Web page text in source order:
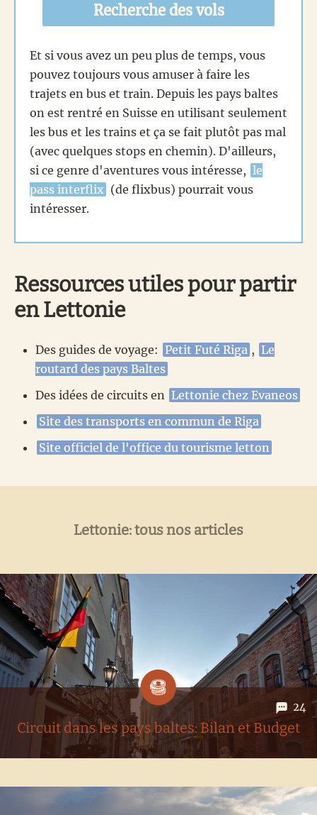
Recherche des vols
Et si vous avez un peu plus de temps, vous
pouvez toujours vous amuser à faire les
trajets en bus et train. Depuis les pays baltes
on est rentré en Suisse en utilisant seulement
les bus et les trains et ça se fait plutôt pas mal
(avec quelques stops en chemin). D'ailleurs,
si ce genre d'aventures vous intéresse, le
pass interflix (de flixbus) pourrait vous
intéresser.
Ressources utiles pour partir
en Lettonie
Des guides de voyage: Petit Futé Riga , Le
routard des pays Baltes
Des idées de circuits en Lettonie chez Evaneos
Site des transports en commun de Riga
Site officiel de l'office du tourisme letton
Lettonie: tous nos articles
24
Circuit dans les pays baltes: Bilan et Budget
hiver ou en été, vous trouverez dans cet articles toutes les
infos utiles et nos coups de coeur pour construire